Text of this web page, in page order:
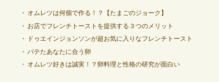
オムレツは何個で作る！？【たまごのジョーク】
お店でフレンチトーストを提供する３つのメリット
ドゥエインジョンソンが超お気に入りなフレンチトースト
バテたあなたに合う卵
オムレツ好きは誠実！？卵料理と性格の研究が面白い